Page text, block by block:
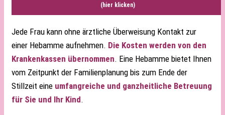
(hier klicken)
Jede Frau kann ohne ärztliche Überweisung Kontakt zur
einer Hebamme aufnehmen. Die Kosten werden von den
Krankenkassen übernommen. Eine Hebamme bietet Ihnen
vom Zeitpunkt der Familienplanung bis zum Ende der
Stillzeit eine umfangreiche und ganzheitliche Betreuung
für Sie und Ihr Kind.